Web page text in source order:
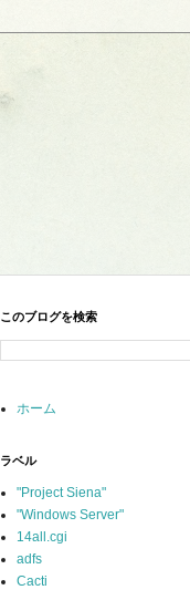
このブログを検索
ホーム
ラベル
"Project Siena"
"Windows Server"
14all.cgi
adfs
Cacti